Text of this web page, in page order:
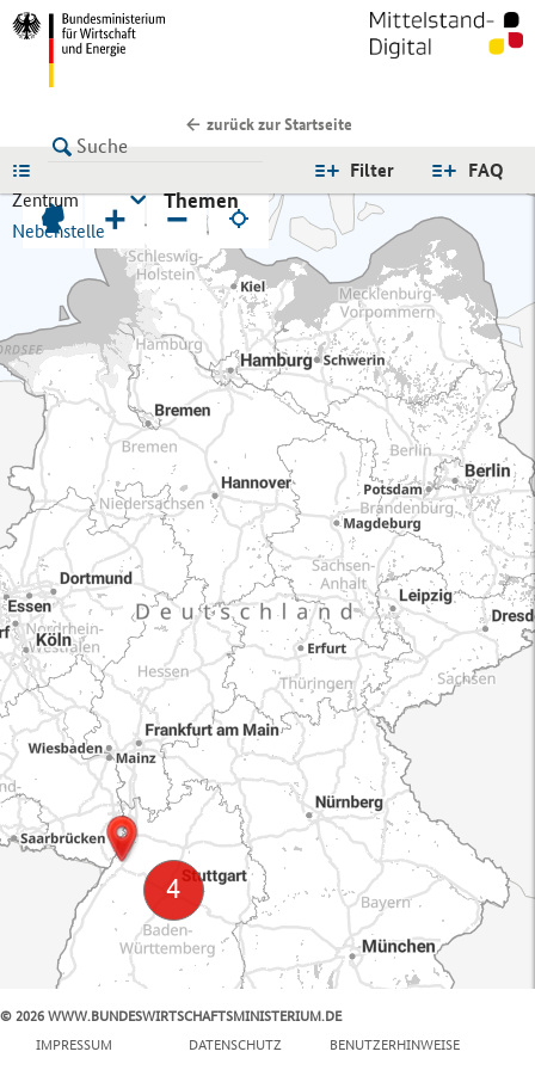
zurück zur Startseite
FAQ
Filter
Zentrum
Nebenstelle
Themen
+ −
© 2026 WWW.BUNDESWIRTSCHAFTSMINISTERIUM.DE
IMPRESSUM
DATENSCHUTZ BENUTZERHINWEISE